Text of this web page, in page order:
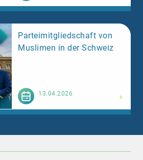
Parteimitgliedschaft von
Muslimen in der Schweiz
13.04.2026